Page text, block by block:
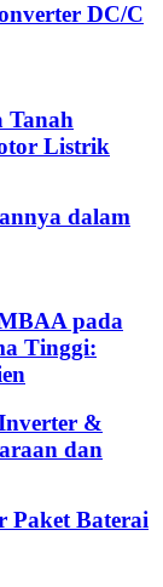
DC/C
Tanah
Listrik
dalam
pada
Tinggi:
&
dan
Paket Baterai